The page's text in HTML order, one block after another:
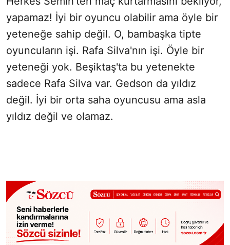
yapamaz! İyi bir oyuncu olabilir ama öyle bir
yeteneğe sahip değil. O, bambaşka tipte
oyuncuların işi. Rafa Silva'nın işi. Öyle bir
yeteneği yok. Beşiktaş'ta bu yetenekte
sadece Rafa Silva var. Gedson da yıldız
değil. İyi bir orta saha oyuncusu ama asla
yıldız değil ve olamaz.